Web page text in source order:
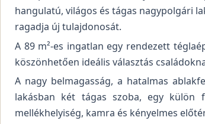
hangulatú, világos és tágas nagypolgári
ragadja új tulajdonosát.
A 89 m²-es ingatlan egy rendezett
köszönhetően ideális választás
A nagy belmagasság, a hatalmas
lakásban két tágas szoba, egy külön
mellékhelyiség, kamra és kényelmes